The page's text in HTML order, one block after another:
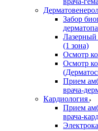
Забор
(1 зона)
Осмотр
Осмотр
Прием
врача-
Кардиология
Прием
врача-